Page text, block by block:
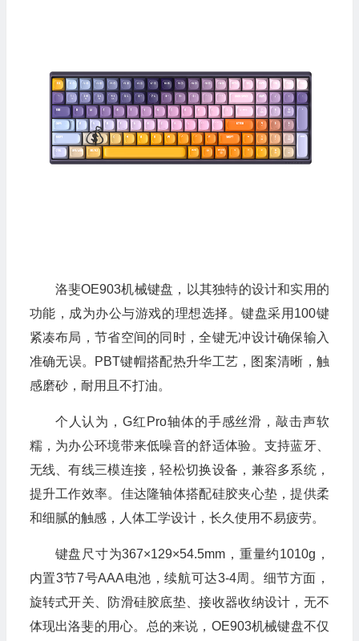
洛斐OE903机械键盘，以其独特的设计和实用的
功能，成为办公与游戏的理想选择。键盘采用100键
紧凑布局，节省空间的同时，全键无冲设计确保输入
准确无误。PBT键帽搭配热升华工艺，图案清晰，触
感磨砂，耐用且不打油。
个人认为，G红Pro轴体的手感丝滑，敲击声软
糯，为办公环境带来低噪音的舒适体验。支持蓝牙、
无线、有线三模连接，轻松切换设备，兼容多系统，
提升工作效率。佳达隆轴体搭配硅胶夹心垫，提供柔
和细腻的触感，人体工学设计，长久使用不易疲劳。
键盘尺寸为367×129×54.5mm，重量约1010g，
内置3节7号AAA电池，续航可达3-4周。细节方面，
旋转式开关、防滑硅胶底垫、接收器收纳设计，无不
体现出洛斐的用心。总的来说，OE903机械键盘不仅
🎁
🎁